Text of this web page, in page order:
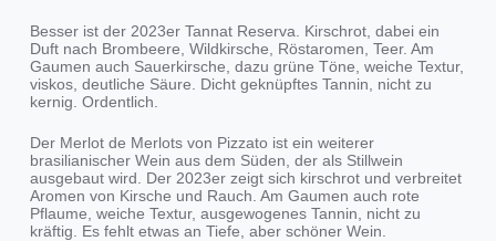
Besser ist der 2023er Tannat Reserva. Kirschrot, dabei ein
Duft nach Brombeere, Wildkirsche, Röstaromen, Teer. Am
Gaumen auch Sauerkirsche, dazu grüne Töne, weiche Textur,
viskos, deutliche Säure. Dicht geknüpftes Tannin, nicht zu
kernig. Ordentlich.
Der Merlot de Merlots von Pizzato ist ein weiterer
brasilianischer Wein aus dem Süden, der als Stillwein
ausgebaut wird. Der 2023er zeigt sich kirschrot und verbreitet
Aromen von Kirsche und Rauch. Am Gaumen auch rote
Pflaume, weiche Textur, ausgewogenes Tannin, nicht zu
kräftig. Es fehlt etwas an Tiefe, aber schöner Wein.